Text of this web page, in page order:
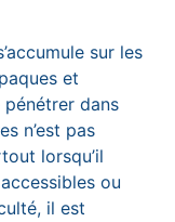
sur les
et
dans
n’est pas
lorsqu’il
ou
il est